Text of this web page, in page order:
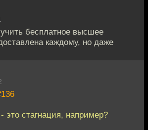
бесплатное высшее
каждому, но даже
это стагнация, например?